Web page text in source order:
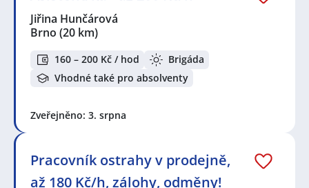
Jiřina Hunčárová
Brno (20 km)
160 – 200 Kč / hod
Brigáda
Vhodné také pro absolventy
Zveřejněno: 3. srpna
Pracovník ostrahy v prodejně,
až 180 Kč/h, zálohy, odměny!